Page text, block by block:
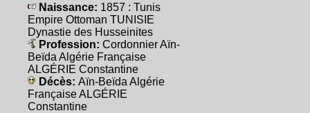
Naissance: 1857 : Tunis
Empire Ottoman TUNISIE
Dynastie des Husseinites
Profession: Cordonnier Aïn-
Beïda Algérie Française
ALGÉRIE Constantine
Décès: Aïn-Beïda Algérie
Française ALGÉRIE
Constantine